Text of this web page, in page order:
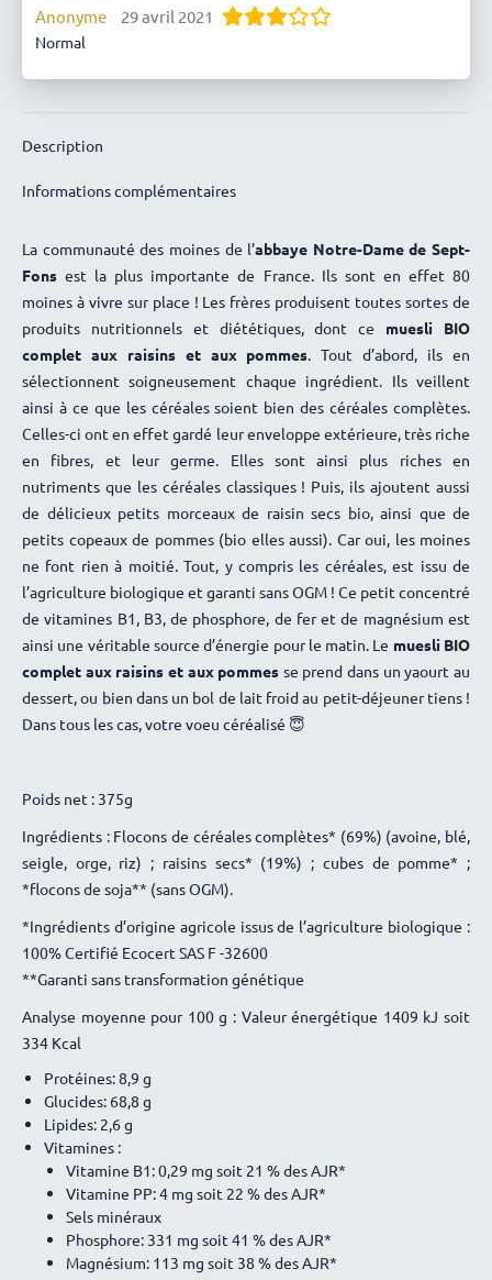
Anonyme 29 avril 2021
Normal
Description
Informations complémentaires
La communauté des moines de l’abbaye Notre-Dame de Sept-
Fons est la plus importante de France. Ils sont en effet 80
moines à vivre sur place ! Les frères produisent toutes sortes de
produits nutritionnels et diététiques, dont ce muesli BIO
complet aux raisins et aux pommes. Tout d’abord, ils en
sélectionnent soigneusement chaque ingrédient. Ils veillent
ainsi à ce que les céréales soient bien des céréales complètes.
Celles-ci ont en effet gardé leur enveloppe extérieure, très riche
en fibres, et leur germe. Elles sont ainsi plus riches en
nutriments que les céréales classiques ! Puis, ils ajoutent aussi
de délicieux petits morceaux de raisin secs bio, ainsi que de
petits copeaux de pommes (bio elles aussi). Car oui, les moines
ne font rien à moitié. Tout, y compris les céréales, est issu de
l’agriculture biologique et garanti sans OGM ! Ce petit concentré
de vitamines B1, B3, de phosphore, de fer et de magnésium est
ainsi une véritable source d’énergie pour le matin. Le muesli BIO
complet aux raisins et aux pommes se prend dans un yaourt au
dessert, ou bien dans un bol de lait froid au petit-déjeuner tiens !
Dans tous les cas, votre voeu céréalisé 😇
Poids net : 375g
Ingrédients : Flocons de céréales complètes* (69%) (avoine, blé,
seigle, orge, riz) ; raisins secs* (19%) ; cubes de pomme* ;
*flocons de soja** (sans OGM).
*Ingrédients d’origine agricole issus de l’agriculture biologique :
100% Certifié Ecocert SAS F -32600
**Garanti sans transformation génétique
Analyse moyenne pour 100 g : Valeur énergétique 1409 kJ soit
334 Kcal
Protéines: 8,9 g
Glucides: 68,8 g
Lipides: 2,6 g
Vitamines :
Vitamine B1: 0,29 mg soit 21 % des AJR*
Vitamine PP: 4 mg soit 22 % des AJR*
Sels minéraux
Phosphore: 331 mg soit 41 % des AJR*
Magnésium: 113 mg soit 38 % des AJR*